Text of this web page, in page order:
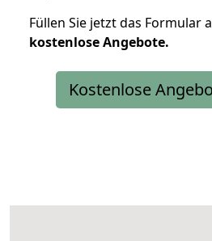
Füllen Sie jetzt das Formular
kostenloseAngebote.
Kostenlose